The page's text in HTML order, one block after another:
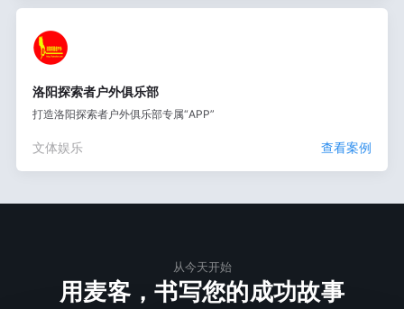
洛阳探索者户外俱乐部
打造洛阳探索者户外俱乐部专属“APP”
文体娱乐 查看案例
从今天开始
用麦客，书写您的成功故事